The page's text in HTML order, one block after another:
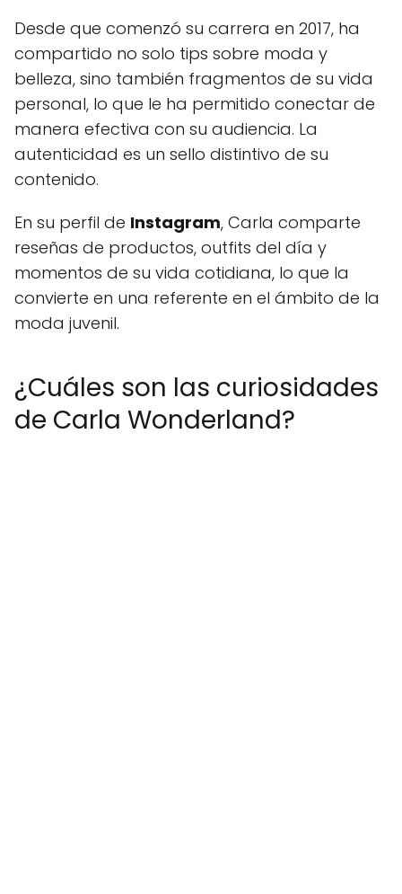
Desde que comenzó su carrera en 2017, ha
compartido no solo tips sobre moda y
belleza, sino también fragmentos de su vida
personal, lo que le ha permitido conectar de
manera efectiva con su audiencia. La
autenticidad es un sello distintivo de su
contenido.
En su perfil de Instagram, Carla comparte
reseñas de productos, outfits del día y
momentos de su vida cotidiana, lo que la
convierte en una referente en el ámbito de la
moda juvenil.
¿Cuáles son las curiosidades
de Carla Wonderland?